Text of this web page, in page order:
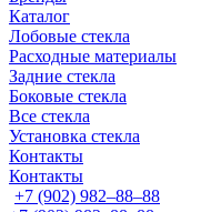
Каталог
Лобовые стекла
Расходные материалы
Задние стекла
Боковые стекла
Все стекла
Установка стекла
Контакты
Контакты
+7 (902) 982‒88‒88